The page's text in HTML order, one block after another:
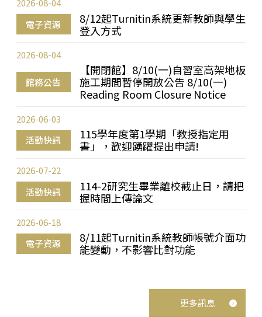
電子資源
8/12起Turnitin系統更新教師與學生
登入方式
2026-08-04
館務公告
【開閉館】8/10(一)自習室高架地板
施工期間暫停開放公告 8/10(一)
Reading Room Closure Notice
2026-08-04
活動快訊
115學年度第1學期「教授指定用
書」，歡迎踴躍提出申請!
2026-06-03
活動快訊
114-2研究生畢業離校截止日，請把
握時間上傳論文
2026-07-22
電子資源
8/11起Turnitin系統教師帳號介面功
能變動，不影響比對功能
2026-06-18
更多訊息